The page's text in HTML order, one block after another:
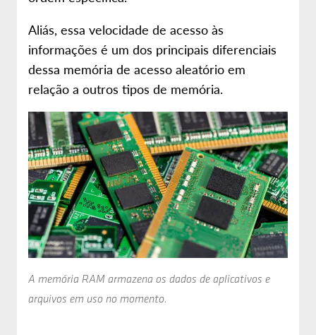
Aliás, essa velocidade de acesso às
informações é um dos principais diferenciais
dessa memória de acesso aleatório em
relação a outros tipos de memória.
A memória RAM armazena os dados de aplicativos e
arquivos em uso no momento.